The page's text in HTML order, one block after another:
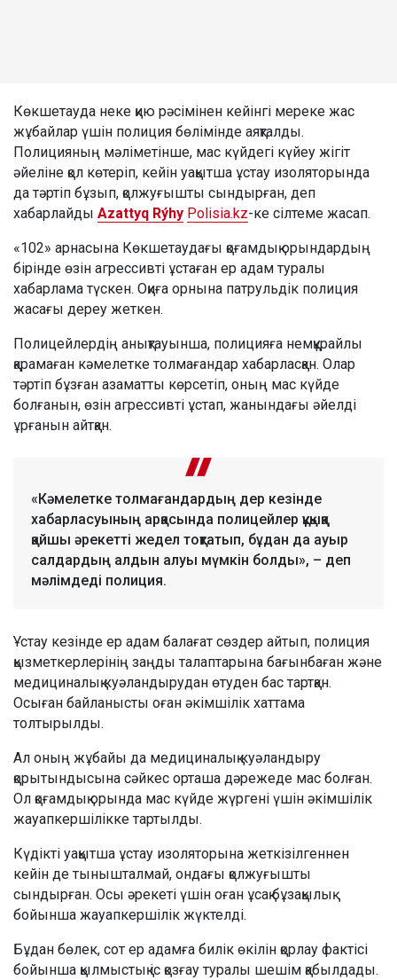
Көкшетауда неке қию рәсімінен кейінгі мереке жас
жұбайлар үшін полиция бөлімінде аяқталды.
Полицияның мәліметінше, мас күйдегі күйеу жігіт
әйеліне қол көтеріп, кейін уақытша ұстау изоляторында
да тәртіп бұзып, қолжуғышты сындырған, деп
хабарлайды Azattyq Rýhy Polisia.kz-ке сілтеме жасап.
«102» арнасына Көкшетаудағы қоғамдық орындардың
бірінде өзін агрессивті ұстаған ер адам туралы
хабарлама түскен. Оқиға орнына патрульдік полиция
жасағы дереу жеткен.
Полицейлердің анықтауынша, полицияға немқұрайлы
қарамаған кәмелетке толмағандар хабарласқан. Олар
тәртіп бұзған азаматты көрсетіп, оның мас күйде
болғанын, өзін агрессивті ұстап, жанындағы әйелді
ұрғанын айтқан.
«Кәмелетке толмағандардың дер кезінде
хабарласуының арқасында полицейлер құқыққа
қайшы әрекетті жедел тоқтатып, бұдан да ауыр
салдардың алдын алуы мүмкін болды», – деп
мәлімдеді полиция.
Ұстау кезінде ер адам балағат сөздер айтып, полиция
қызметкерлерінің заңды талаптарына бағынбаған және
медициналық куәландырудан өтуден бас тартқан.
Осыған байланысты оған әкімшілік хаттама
толтырылды.
Ал оның жұбайы да медициналық куәландыру
қорытындысына сәйкес орташа дәрежеде мас болған.
Ол қоғамдық орында мас күйде жүргені үшін әкімшілік
жауапкершілікке тартылды.
Күдікті уақытша ұстау изоляторына жеткізілгеннен
кейін де тынышталмай, ондағы қолжуғышты
сындырған. Осы әрекеті үшін оған ұсақ бұзақылық
бойынша жауапкершілік жүктелді.
Бұдан бөлек, сот ер адамға билік өкілін қорлау фактісі
бойынша қылмыстық іс қозғау туралы шешім қабылдады.